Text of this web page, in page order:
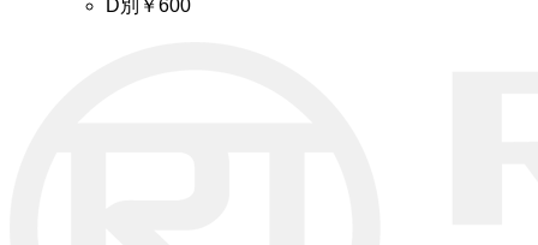
D別￥600